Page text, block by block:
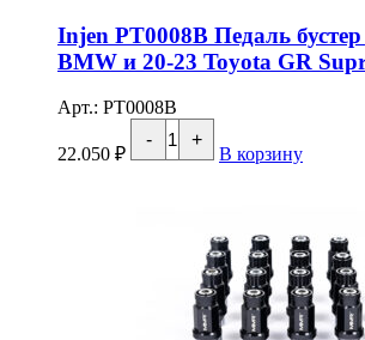
Injen PT0008B Педаль
BMW и 20-23 Toyota GR
Арт.: PT0008B
22.050 ₽
-
Количество
товара
Injen
BMW
+
В корзину